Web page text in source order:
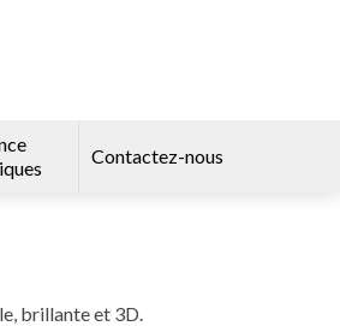
Contactez-nous
brillante et 3D.